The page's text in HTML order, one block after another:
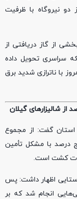
نیروگاه با ظرفیت
از گاز دریافتی از
سراسری تحویل داده
با ناترازی شدید برق
گفت: از مجموع
درصد با مشکل تأمین
کشت است.
اظهار داشت: پس
انجام شد که بر